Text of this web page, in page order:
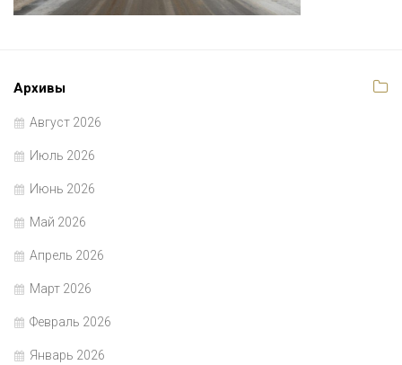
Архивы
Август 2026
Июль 2026
Июнь 2026
Май 2026
Апрель 2026
Март 2026
Февраль 2026
Январь 2026